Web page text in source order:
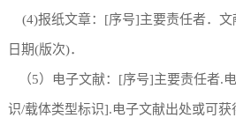
(4)报纸文章：[序号]主要责任者．文
日期(版次)．
（5）电子文献：[序号]主要责任者.
识/载体类型标识].电子文献出处或可获